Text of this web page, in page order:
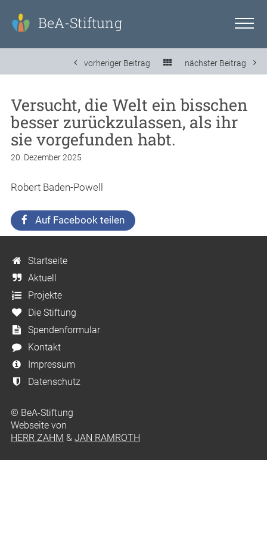
BeA-Stiftung
vorheriger Beitrag nächster Beitrag
Versucht, die Welt ein bisschen
besser zurückzulassen, als ihr
sie vorgefunden habt.
20. Dezember 2025
Robert Baden-Powell
Auf Facebook teilen
Startseite
Aktuell
Projekte
Die Stiftung
Spendenformular
Kontakt
Impressum
Datenschutz
© BeA-Stiftung
Webseite von
HERR ZAHM & JAN RAMROTH